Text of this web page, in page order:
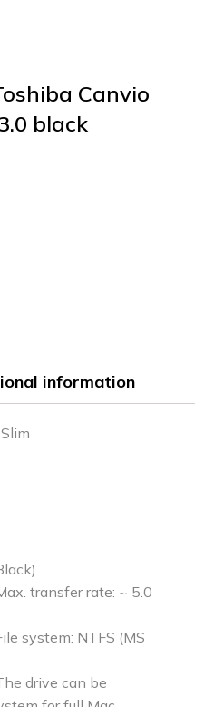
Canvio
black
information
transfer rate: ~ 5.0
system: NTFS (MS
drive can be